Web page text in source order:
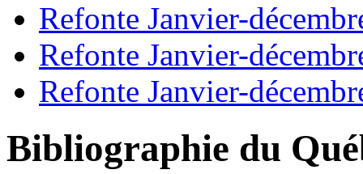
Refonte Janvier-
Refonte Janvier-
Refonte Janvier-
Bibliographie du